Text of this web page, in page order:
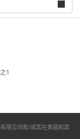
1
限公司和/或其在美國和其